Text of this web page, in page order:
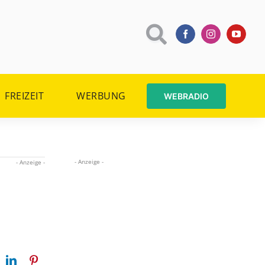
FREIZEIT WERBUNG WEBRADIO
- Anzeige - - Anzeige -